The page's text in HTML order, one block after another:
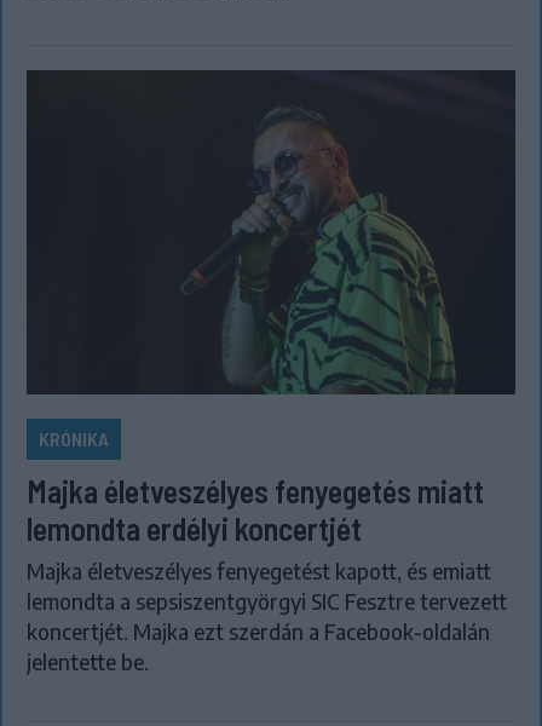
KRÓNIKA
Majka életveszélyes fenyegetés miatt
lemondta erdélyi koncertjét
Majka életveszélyes fenyegetést kapott, és emiatt
lemondta a sepsiszentgyörgyi SIC Fesztre tervezett
koncertjét. Majka ezt szerdán a Facebook-oldalán
jelentette be.